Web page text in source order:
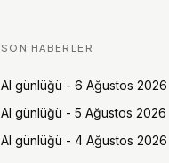
SON HABERLER
AI günlüğü - 6 Ağustos 2026
AI günlüğü - 5 Ağustos 2026
AI günlüğü - 4 Ağustos 2026